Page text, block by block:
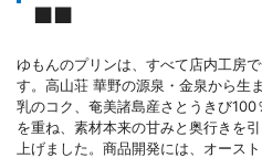
■■
ゆもんのプリンは、すべて店内工房
す。高山荘 華野の源泉・金泉から生
乳のコク、奄美諸島産さとうきび
を重ね、素材本来の甘みと奥行きを
上げました。商品開発には、オース